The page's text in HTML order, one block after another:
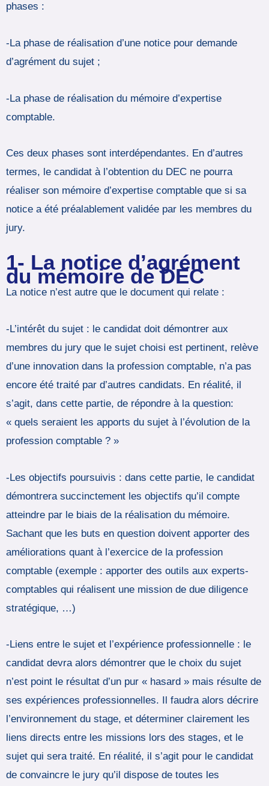
phases :
-La phase de réalisation d’une notice pour demande
d’agrément du sujet ;
-La phase de réalisation du mémoire d’expertise
comptable.
Ces deux phases sont interdépendantes. En d’autres
termes, le candidat à l’obtention du DEC ne pourra
réaliser son mémoire d’expertise comptable que si sa
notice a été préalablement validée par les membres du
jury.
1- La notice d’agrément
du mémoire de DEC
La notice n’est autre que le document qui relate :
-L’intérêt du sujet : le candidat doit démontrer aux
membres du jury que le sujet choisi est pertinent, relève
d’une innovation dans la profession comptable, n’a pas
encore été traité par d’autres candidats. En réalité, il
s’agit, dans cette partie, de répondre à la question:
« quels seraient les apports du sujet à l’évolution de la
profession comptable ? »
-Les objectifs poursuivis : dans cette partie, le candidat
démontrera succinctement les objectifs qu’il compte
atteindre par le biais de la réalisation du mémoire.
Sachant que les buts en question doivent apporter des
améliorations quant à l’exercice de la profession
comptable (exemple : apporter des outils aux experts-
comptables qui réalisent une mission de due diligence
stratégique, …)
-Liens entre le sujet et l’expérience professionnelle : le
candidat devra alors démontrer que le choix du sujet
n’est point le résultat d’un pur « hasard » mais résulte de
ses expériences professionnelles. Il faudra alors décrire
l’environnement du stage, et déterminer clairement les
liens directs entre les missions lors des stages, et le
sujet qui sera traité. En réalité, il s’agit pour le candidat
de convaincre le jury qu’il dispose de toutes les